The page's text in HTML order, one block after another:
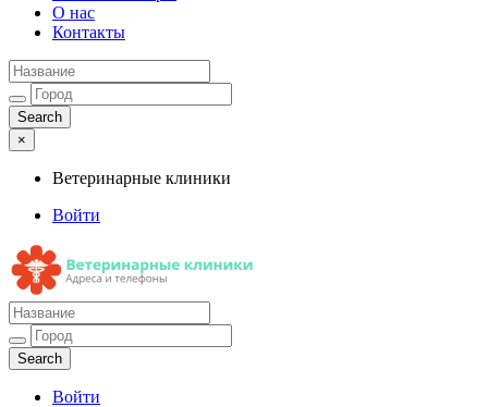
О нас
Контакты
×
Ветеринарные клиники
Войти
Ветеринарные клиники
Адреса и телефоны
Войти